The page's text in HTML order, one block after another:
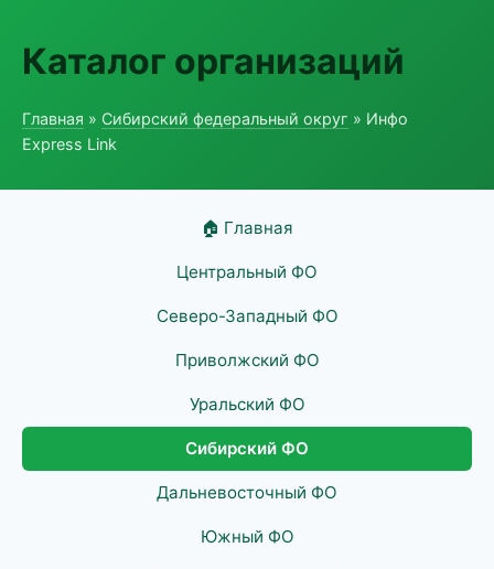
Каталог организаций
Главная » Сибирский федеральный округ » Инфо
Express Link
🏠 Главная
Центральный ФО
Северо-Западный ФО
Приволжский ФО
Уральский ФО
Сибирский ФО
Дальневосточный ФО
Южный ФО